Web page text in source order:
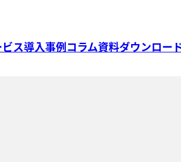
ス導入事例コラム資料ダウンロー